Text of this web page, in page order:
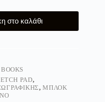
στο καλάθι
PAD,
,ΜΠΛΟΚ